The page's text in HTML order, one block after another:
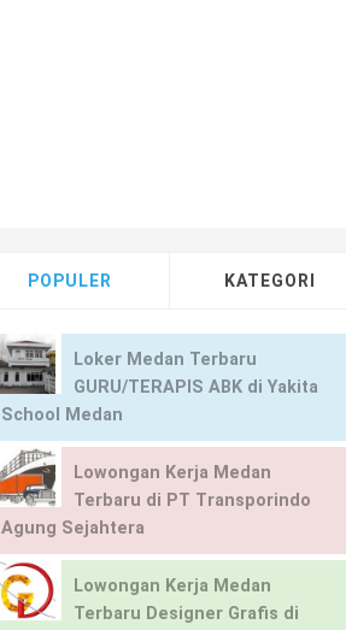
POPULER KATEGORI
Loker Medan Terbaru
GURU/TERAPIS ABK di Yakita
School Medan
Lowongan Kerja Medan
Terbaru di PT Transporindo
Agung Sejahtera
Lowongan Kerja Medan
Terbaru Designer Grafis di